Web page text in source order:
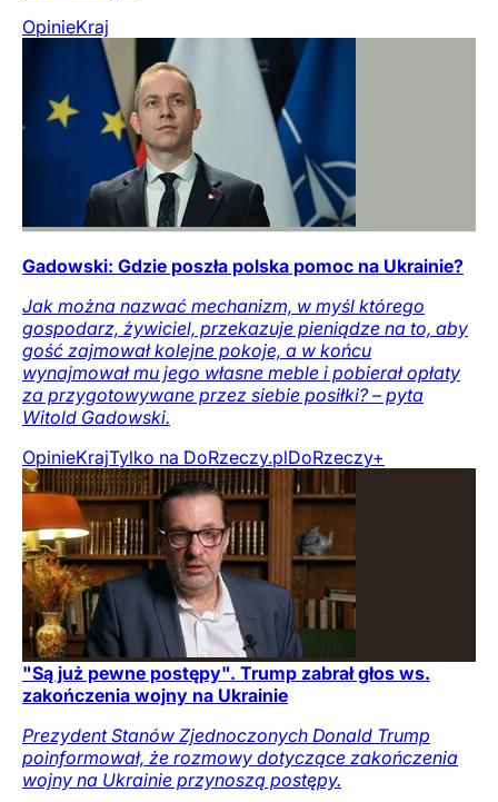
OpinieKraj
Gadowski: Gdzie poszła polska pomoc na Ukrainie?
Jak można nazwać mechanizm, w myśl którego
gospodarz, żywiciel, przekazuje pieniądze na to, aby
gość zajmował kolejne pokoje, a w końcu
wynajmował mu jego własne meble i pobierał opłaty
za przygotowywane przez siebie posiłki? – pyta
Witold Gadowski.
OpinieKrajTylko na DoRzeczy.plDoRzeczy+
"Są już pewne postępy". Trump zabrał głos ws.
zakończenia wojny na Ukrainie
Prezydent Stanów Zjednoczonych Donald Trump
poinformował, że rozmowy dotyczące zakończenia
wojny na Ukrainie przynoszą postępy.